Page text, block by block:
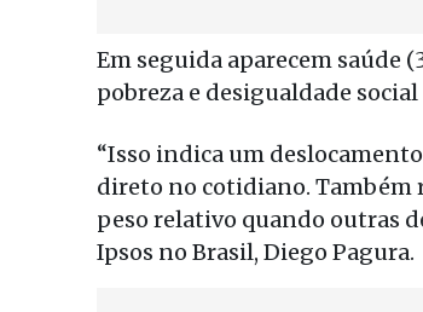
Em seguida aparecem saúde
pobreza e desigualdade social
“Isso indica um
direto no cotidiano. Também
peso relativo quando outras
Ipsos no Brasil, Diego Pagura.